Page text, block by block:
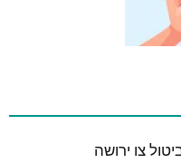
צו ירושה